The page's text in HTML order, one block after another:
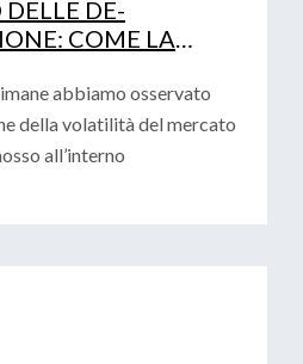
DELLE DE-
COME LA
VERDE
abbiamo osservato
della volatilità del mercato
all’interno